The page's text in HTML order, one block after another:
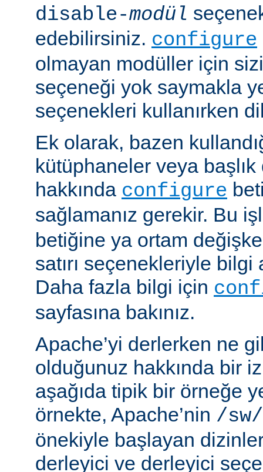
disable-modül
edebilirsiniz. configure
olmayan modüller için
seçeneği yok saymakla
seçenekleri kullanırken
Ek olarak, bazen
kütüphaneler veya başlık
hakkında configure
sağlamanız gerekir. Bu
betiğine ya ortam
satırı seçenekleriyle bilgi
Daha fazla bilgi için
sayfasına bakınız.
Apache’yi derlerken ne
olduğunuz hakkında bir
aşağıda tipik bir örneğe
örnekte, Apache’nin /
önekiyle başlayan
derleyici ve derleyici